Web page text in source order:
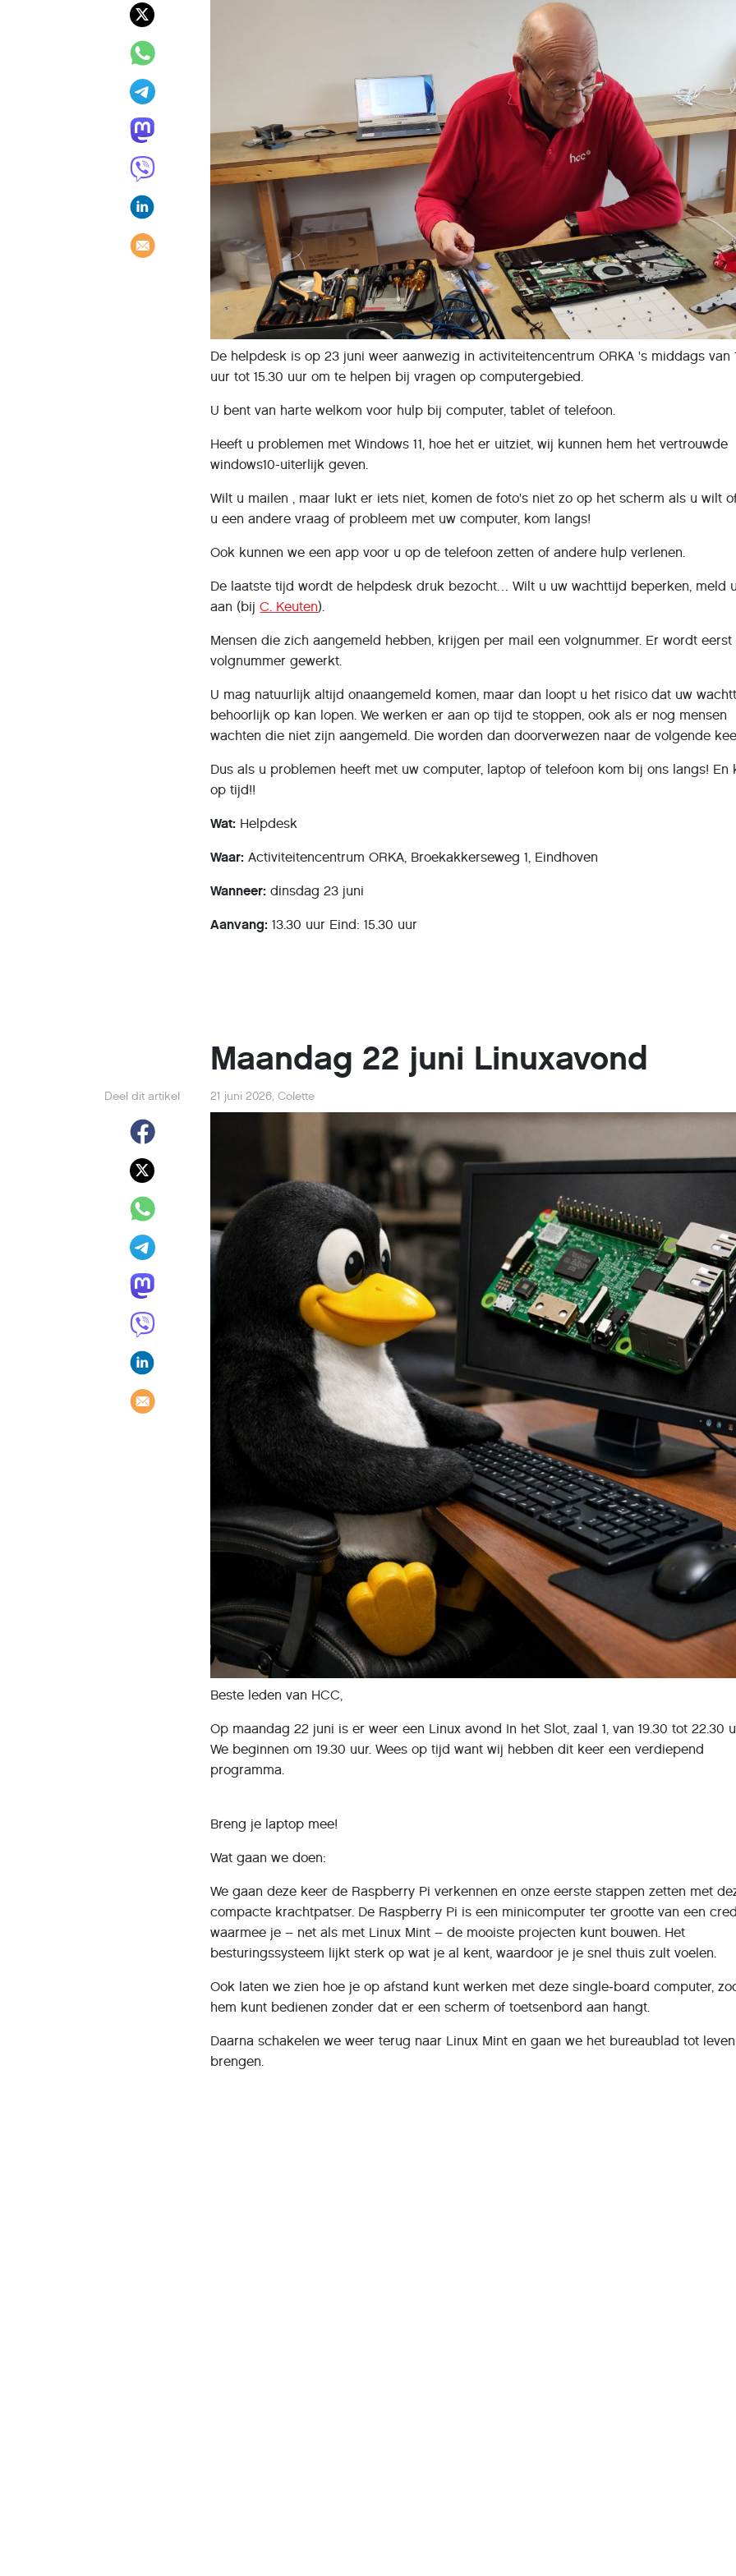
De helpdesk is op 23 juni weer aanwezig in activiteitencentrum ORKA 's middags van
uur tot 15.30 uur om te helpen bij vragen op computergebied.
U bent van harte welkom voor hulp bij computer, tablet of telefoon.
Heeft u problemen met Windows 11, hoe het er uitziet, wij kunnen hem het vertrouwde
windows10-uiterlijk geven.
Wilt u mailen , maar lukt er iets niet, komen de foto's niet zo op het scherm als u wilt
u een andere vraag of probleem met uw computer, kom langs!
Ook kunnen we een app voor u op de telefoon zetten of andere hulp verlenen.
De laatste tijd wordt de helpdesk druk bezocht… Wilt u uw wachttijd beperken, meld
aan (bijC. Keuten).
Mensen die zich aangemeld hebben, krijgen per mail een volgnummer. Er wordt eerst
volgnummer gewerkt.
U mag natuurlijk altijd onaangemeld komen, maar dan loopt u het risico dat uw
behoorlijk op kan lopen. We werken er aan op tijd te stoppen, ook als er nog mensen
wachten die niet zijn aangemeld. Die worden dan doorverwezen naar de volgende
Dus als u problemen heeft met uw computer, laptop of telefoon kom bij ons langs! En
op tijd!!
Wat: Helpdesk
Waar: Activiteitencentrum ORKA, Broekakkerseweg 1, Eindhoven
Wanneer: dinsdag 23 juni
Aanvang: 13.30 uur Eind: 15.30 uur
Maandag 22 juni Linuxavond
Deel dit artikel 21 juni 2026,Colette
Beste leden van HCC,
Op maandag 22 juni is er weer een Linux avond In het Slot, zaal 1, van 19.30 tot 22.30
We beginnen om 19.30 uur. Wees op tijd want wij hebben dit keer een verdiepend
programma.
Breng je laptop mee!
Wat gaan we doen:
We gaan deze keer de Raspberry Pi verkennen en onze eerste stappen zetten met
compacte krachtpatser. De Raspberry Pi is een minicomputer ter grootte van een
waarmee je – net als met Linux Mint – de mooiste projecten kunt bouwen. Het
besturingssysteem lijkt sterk op wat je al kent, waardoor je je snel thuis zult voelen.
Ook laten we zien hoe je op afstand kunt werken met deze single‑board computer,
hem kunt bedienen zonder dat er een scherm of toetsenbord aan hangt.
Daarna schakelen we weer terug naar Linux Mint en gaan we het bureaublad tot leven
brengen.